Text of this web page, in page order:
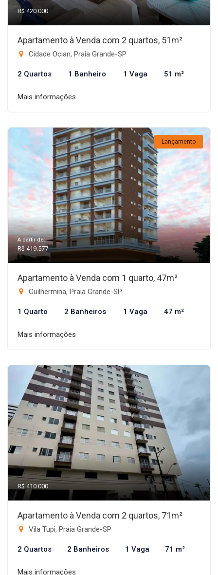
R$ 420.000
Apartamento à Venda com 2 quartos, 51m²
Cidade Ocian, Praia Grande-SP
2 Quartos 1 Banheiro 1 Vaga 51 m²
Mais informações
Lançamento
A partir de:
R$ 419.577
Apartamento à Venda com 1 quarto, 47m²
Guilhermina, Praia Grande-SP
1 Quarto 2 Banheiros 1 Vaga 47 m²
Mais informações
R$ 410.000
Apartamento à Venda com 2 quartos, 71m²
Vila Tupi, Praia Grande-SP
2 Quartos 2 Banheiros 1 Vaga 71 m²
Mais informações